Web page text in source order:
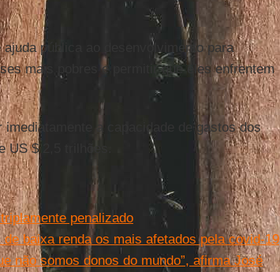
pública ao desenvolvimento para
mais pobres e permitir que eles enfrentem
a capacidade de gastos dos
US $ 2,5 trilhões.
penalizado
baixa renda os mais afetados pela covid-19
não somos donos do mundo”, afirma José